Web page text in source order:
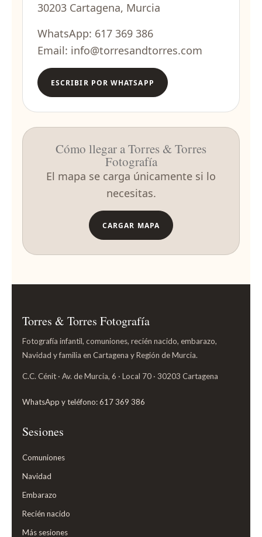
30203 Cartagena, Murcia
WhatsApp: 617 369 386
Email: info@torresandtorres.com
ESCRIBIR POR WHATSAPP
Cómo llegar a Torres & Torres
Fotografía
El mapa se carga únicamente si lo
necesitas.
CARGAR MAPA
Torres & Torres Fotografía
Fotografía infantil, comuniones, recién nacido, embarazo,
Navidad y familia en Cartagena y Región de Murcia.
C.C. Cénit · Av. de Murcia, 6 · Local 70 · 30203 Cartagena
WhatsApp y teléfono: 617 369 386
Sesiones
Comuniones
Navidad
Embarazo
Recién nacido
Más sesiones